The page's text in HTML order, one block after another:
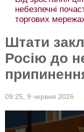
небезпечні
торгових
Штати
Росію до
09:25, 9 червня 2026